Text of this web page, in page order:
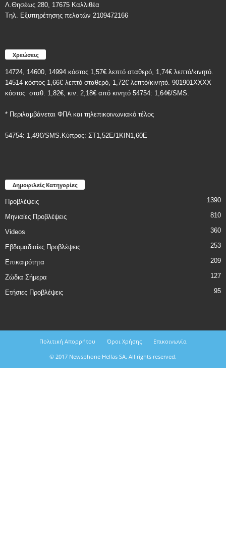
Λ.Θησέως 280, 17675 Καλλιθέα
Tηλ. Εξυπηρέτησης πελατών 2109472166
Χρεώσεις
14724, 14600, 14994 κόστος 1,57€ λεπτό σταθερό, 1,74€ λεπτό/κινητό.
14514 κόστος 1,66€ λεπτό σταθερό, 1,72€ λεπτό/κινητό. 901901ΧΧΧΧ
κόστος σταθ. 1,82€, κιν. 2,18€ από κινητό 54754: 1,64€/SMS.
* Περιλαμβάνεται ΦΠΑ και τηλεπικοινωνιακό τέλος
54754: 1,49€/SMS.Κύπρος: ΣT1,52E/1KIN1,60E
Δημοφιλείς Κατηγορίες
Προβλέψεις 1390
Μηνιαίες Προβλέψεις 810
Videos 360
Εβδομαδιαίες Προβλέψεις 253
Επικαιρότητα 209
Ζώδια Σήμερα 127
Ετήσιες Προβλέψεις 95
Πολιτική Απορρήτου Όροι Χρήσης
Επικοινωνία
© 2017 Newsphone Hellas SA. All rights reserved.